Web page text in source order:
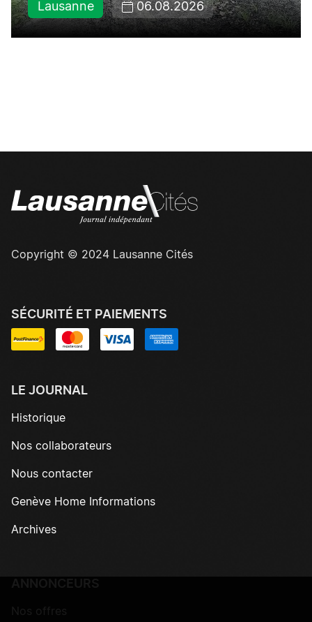
Lausanne 06.08.2026
Copyright © 2024 Lausanne Cités
SÉCURITÉ ET PAIEMENTS
LE JOURNAL
Historique
Nos collaborateurs
Nous contacter
Genève Home Informations
Archives